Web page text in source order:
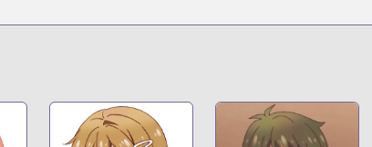
miru-danshi-wa-genjitsushugisha